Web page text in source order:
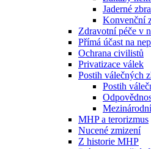
Jaderné
Konvenční
Zdravotní péče v
Přímá účast na
Ochrana civilistů
Privatizace válek
Postih válečných
Postih
MHP a terorizmus
Nucené zmizení
Z historie MHP